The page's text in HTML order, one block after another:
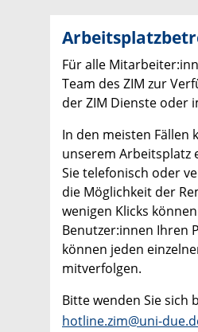
Für alle
Team des ZIM zur
der ZIM Dienste oder
In den meisten Fällen
unserem Arbeitsplatz
Sie telefonisch oder
die Möglichkeit der
wenigen Klicks
Benutzer:innen Ihren
können jeden
mitverfolgen.
Bitte wenden Sie sich
hotline.zim@uni-